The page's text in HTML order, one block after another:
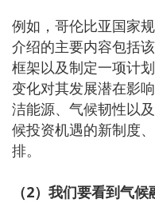
例如，哥伦比亚国家
介绍的主要内容包括
框架以及制定一项计
变化对其发展潜在影
洁能源、气候韧性以
候投资机遇的新制度
排。
（2）我们要看到气